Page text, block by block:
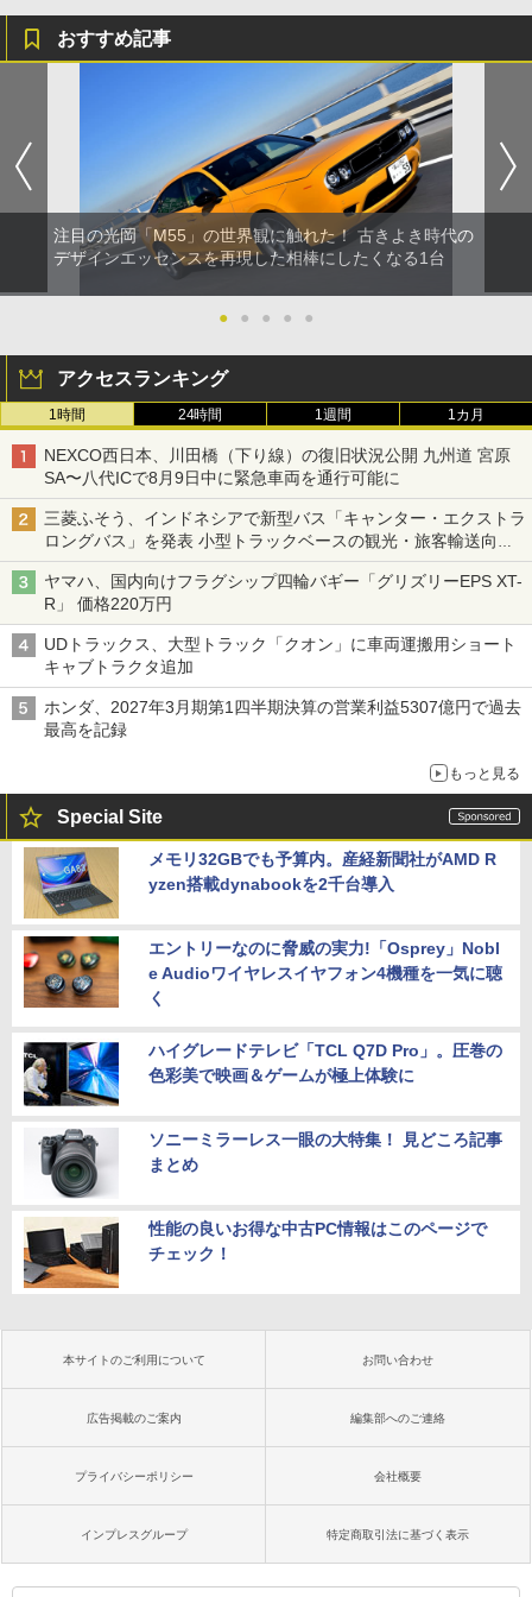
おすすめ記事
注目の光岡「M55」の世界観に触れた！ 古きよき時代の
デザインエッセンスを再現した相棒にしたくなる1台
● ● ● ● ●
アクセスランキング
1時間 24時間 1週間 1カ月
NEXCO西日本、川田橋（下り線）の復旧状況公開 九州道 宮原
SA〜八代ICで8月9日中に緊急車両を通行可能に
三菱ふそう、インドネシアで新型バス「キャンター・エクストラ
ロングバス」を発表 小型トラックベースの観光・旅客輸送向け
バス
ヤマハ、国内向けフラグシップ四輪バギー「グリズリーEPS XT-
R」 価格220万円
UDトラックス、大型トラック「クオン」に車両運搬用ショート
キャブトラクタ追加
ホンダ、2027年3月期第1四半期決算の営業利益5307億円で過去
最高を記録
もっと見る
Special Site
メモリ32GBでも予算内。産経新聞社がAMD R
yzen搭載dynabookを2千台導入
エントリーなのに脅威の実力!「Osprey」Nobl
e Audioワイヤレスイヤフォン4機種を一気に聴
く
ハイグレードテレビ「TCL Q7D Pro」。圧巻の
色彩美で映画＆ゲームが極上体験に
ソニーミラーレス一眼の大特集！ 見どころ記事
まとめ
性能の良いお得な中古PC情報はこのページで
チェック！
本サイトのご利用について お問い合わせ
広告掲載のご案内 編集部へのご連絡
プライバシーポリシー 会社概要
インプレスグループ 特定商取引法に基づく表示